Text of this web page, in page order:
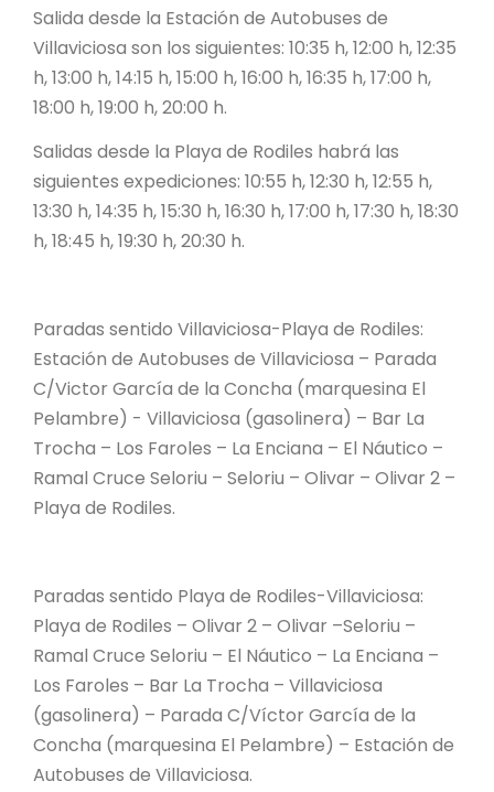
Salida desde la Estación de Autobuses de
Villaviciosa son los siguientes: 10:35 h, 12:00 h, 12:35
h, 13:00 h, 14:15 h, 15:00 h, 16:00 h, 16:35 h, 17:00 h,
18:00 h, 19:00 h, 20:00 h.
Salidas desde la Playa de Rodiles habrá las
siguientes expediciones: 10:55 h, 12:30 h, 12:55 h,
13:30 h, 14:35 h, 15:30 h, 16:30 h, 17:00 h, 17:30 h, 18:30
h, 18:45 h, 19:30 h, 20:30 h.
Paradas sentido Villaviciosa-Playa de Rodiles:
Estación de Autobuses de Villaviciosa – Parada
C/Victor García de la Concha (marquesina El
Pelambre) - Villaviciosa (gasolinera) – Bar La
Trocha – Los Faroles – La Enciana – El Náutico –
Ramal Cruce Seloriu – Seloriu – Olivar – Olivar 2 –
Playa de Rodiles.
Paradas sentido Playa de Rodiles-Villaviciosa:
Playa de Rodiles – Olivar 2 – Olivar –Seloriu –
Ramal Cruce Seloriu – El Náutico – La Enciana –
Los Faroles – Bar La Trocha – Villaviciosa
(gasolinera) – Parada C/Víctor García de la
Concha (marquesina El Pelambre) – Estación de
Autobuses de Villaviciosa.